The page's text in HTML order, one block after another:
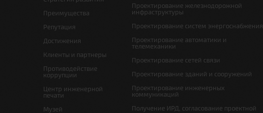
Преимущества
Репутация
Достижения
Клиенты и партнеры
Противодействие
коррупции
Центр инженерной
печати
Музей
Проектирование железнодорожной
инфраструктуры
Проектирование систем энергоснабжения
Проектирование автоматики и
телемеханики
Проектирование сетей связи
Проектирование зданий и сооружений
Проектирование инженерных
коммуникаций
Получение ИРД, согласование проектной